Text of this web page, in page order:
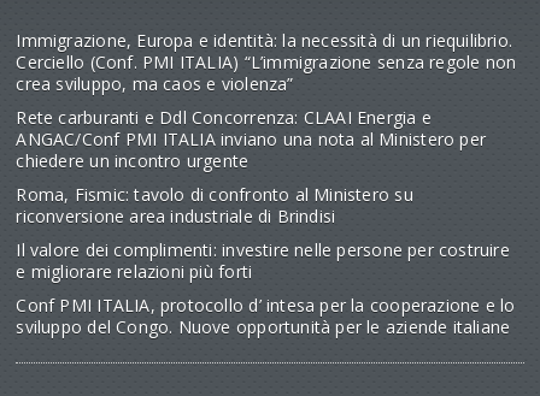
Immigrazione, Europa e identità: la necessità di un riequilibrio.
Cerciello (Conf. PMI ITALIA) “L’immigrazione senza regole non
crea sviluppo, ma caos e violenza”
Rete carburanti e Ddl Concorrenza: CLAAI Energia e
ANGAC/Conf PMI ITALIA inviano una nota al Ministero per
chiedere un incontro urgente
Roma, Fismic: tavolo di confronto al Ministero su
riconversione area industriale di Brindisi
Il valore dei complimenti: investire nelle persone per costruire
e migliorare relazioni più forti
Conf PMI ITALIA, protocollo d’ intesa per la cooperazione e lo
sviluppo del Congo. Nuove opportunità per le aziende italiane